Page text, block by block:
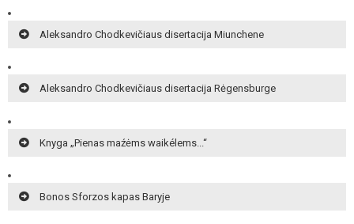
Aleksandro Chodkevičiaus disertacija Miunchene
Aleksandro Chodkevičiaus disertacija Rėgensburge
Knyga „Pienas maźėms waikélems...“
Bonos Sforzos kapas Baryje